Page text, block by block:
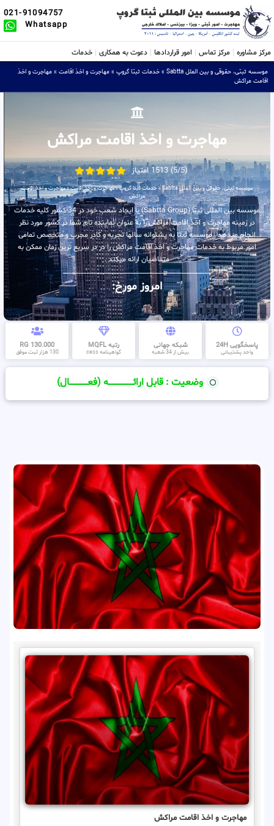
021-91094757
Whatsapp
مرکز مشاوره مرکز تماس امور قراردادها دعوت به همکاری خدمات
موسسه ثبتی، حقوقی و بین الملل Sabtta » خدمات ثبتا گروپ » مهاجرت و اخذ اقامت » مهاجرت و اخذ
اقامت مراکش
مهاجرت و اخذ اقامت مراکش
(5/5) 1513 امتیاز
موسسه ثبتی، حقوقی و بین الملل Sabtta »خدمات ثبتا گروپ»مهاجرت و اخذ اقامت»مهاجرت و اخذ اقامت
مراکش
موسسه بین المللی ثبتا (Sabtta Group) با ایجاد شعب خود در 34 کشور کلیه خدمات
در زمینه مهاجرت و اخذ اقامت مراکش را به عنوان نماینده تام شما در کشور مورد نظر
انجام میدهد . موسسه ثبتا به پشتوانه سالها تجربه و کادر مجرب و متخصص تمامی
امور مربوط به خدمات مهاجرت و اخذ اقامت مراکش را در در سریع ترین زمان ممکن به
متقاضیان ارائه میکند .
امروز مورخ:
پاسخگویی 24H
واحد پشتیبانی
شبکه جهانی
بیش از 34 شعبه
رتبه MQFL
گواهینامه cess
130.000 RG
130 هزار ثبت موفق
وضعیت : قابل ارائــــــــــــــــــــه (فعـــــــــــــــال)
مهاجرت و اخذ اقامت مراکش